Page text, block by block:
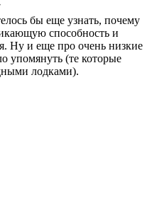
бы еще узнать, почему
способность и
Ну и еще про очень низкие
упомянуть (те которые
лодками).